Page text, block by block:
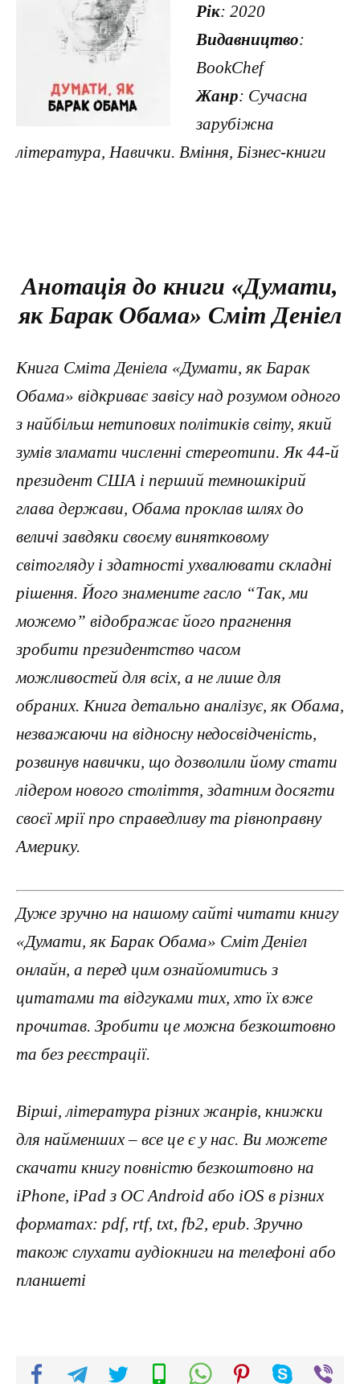
Рік: 2020
Видавництво:
BookChef
Жанр: Сучасна
зарубіжна
література, Навички. Вміння, Бізнес-книги
Анотація до книги «Думати,
як Барак Обама» Сміт Деніел
Книга Сміта Деніела «Думати, як Барак
Обама» відкриває завісу над розумом одного
з найбільш нетипових політиків світу, який
зумів зламати численні стереотипи. Як 44-й
президент США і перший темношкірий
глава держави, Обама проклав шлях до
величі завдяки своєму винятковому
світогляду і здатності ухвалювати складні
рішення. Його знамените гасло “Так, ми
можемо” відображає його прагнення
зробити президентство часом
можливостей для всіх, а не лише для
обраних. Книга детально аналізує, як Обама,
незважаючи на відносну недосвідченість,
розвинув навички, що дозволили йому стати
лідером нового століття, здатним досягти
своєї мрії про справедливу та рівноправну
Америку.
Дуже зручно на нашому сайті читати книгу
«Думати, як Барак Обама» Сміт Деніел
онлайн, а перед цим ознайомитись з
цитатами та відгуками тих, хто їх вже
прочитав. Зробити це можна безкоштовно
та без реєстрації.
Вірші, література різних жанрів, книжки
для найменших – все це є у нас. Ви можете
скачати книгу повністю безкоштовно на
iPhone, iPad з ОС Android або iOS в різних
форматах: pdf, rtf, txt, fb2, epub. Зручно
також слухати аудіокниги на телефоні або
планшеті